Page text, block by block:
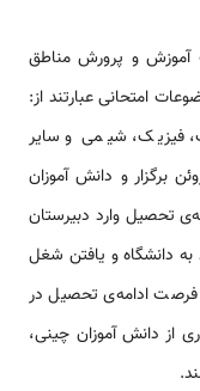
آموزش و پرورش مناطق
امتحانی عبارتند از:
فیزیک، شیمی و سایر
برگزار و دانش آموزان
تحصیل وارد دبیرستان
دانشگاه و یافتن شغل
فرصت ادامه‌ی تحصیل در
از دانش آموزان چینی­،